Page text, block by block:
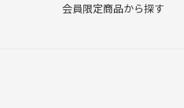
会員限定商品から探す